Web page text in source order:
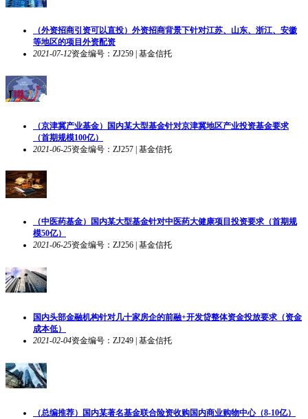
（外资招商引资可以直投）外资招商背景下针对江苏、山东、浙江、安徽
等地区的项目外资配资
2021-07-12资金编号：ZJ259 | 基金信托
（京津冀产业基金）国内某大型基金针对京津冀地区产业投资基金要求
（首期规模100亿）
2021-06-25资金编号：ZJ257 | 基金信托
（中医药基金）国内某大型基金针对中医药大健康项目投资要求（首期规
模50亿）
2021-06-25资金编号：ZJ256 | 基金信托
国内头部金融机构针对几十家房企的前融+开发贷整体资金投放要求（资金
成本低）
2021-02-04资金编号：ZJ249 | 基金信托
（总编推荐）国内某著名基金联合险资收购国内商业购物中心（8-10亿）